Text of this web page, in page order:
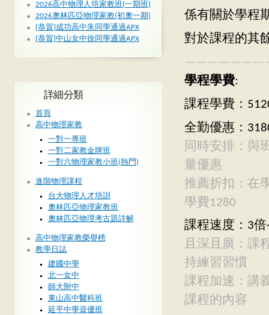
係有關於學程
對於課程的其
學程學費:
課程學費：
全勤優惠：
同時安排：與
量優惠
推薦折扣：在
學費1280
課程速度：3倍
且深且廣：課
持練習習慣
課程加速：講
課程的內容
2026高中物理人培家教班(一期班)
2026奧林匹亞物理家教(初奧一期)
[恭賀]成功高中朱同學通過APX
[恭賀]中山女中徐同學通過APX
詳細分類
首頁
高中物理家教
一對一專班
一對二家教金牌班
一對六物理家教小班(熱門)
進階物理課程
台大物理人才培訓
奧林匹亞物理家教班
奧林匹亞物理考古題詳解
高中物理家教榮譽榜
教學日誌
建國中學
北一女中
師大附中
東山高中醫科班
延平中學資優班